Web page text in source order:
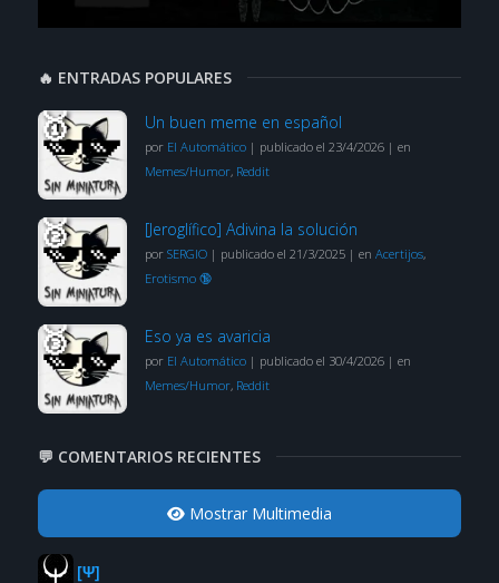
🔥 ENTRADAS POPULARES
Un buen meme en español
por El Automático| publicado el 23/4/2026| en
Memes/Humor, Reddit
[Jeroglífico] Adivina la solución
por SERGIO| publicado el 21/3/2025| en Acertijos,
Erotismo 🔞
Eso ya es avaricia
por El Automático| publicado el 30/4/2026| en
Memes/Humor, Reddit
💬 COMENTARIOS RECIENTES
Mostrar Multimedia
[Ψ]